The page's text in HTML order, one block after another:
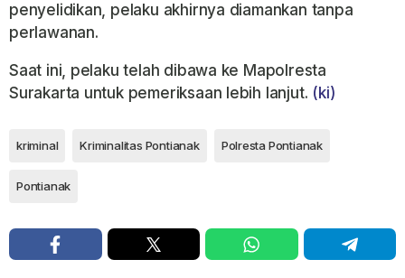
penyelidikan, pelaku akhirnya diamankan tanpa
perlawanan.
Saat ini, pelaku telah dibawa ke Mapolresta
Surakarta untuk pemeriksaan lebih lanjut. (ki)
kriminal Kriminalitas Pontianak Polresta Pontianak
Pontianak